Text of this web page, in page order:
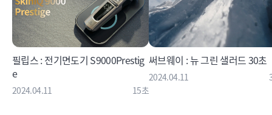
필립스 : 전기면도기 S9000Prestig
e
2024.04.11 15초
써브웨이 : 뉴 그린 샐러드 30초
2024.04.11